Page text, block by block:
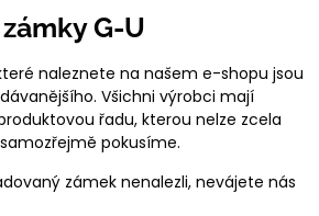
G-U
naleznete na našem e-shopu jsou
Všichni výrobci mají
řadu, kterou nelze zcela
pokusíme.
zámek nenalezli, nevájete nás